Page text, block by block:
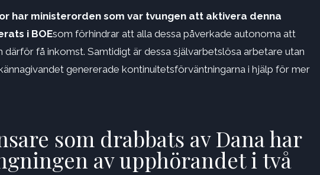
har ministerorden som var tvungen att aktivera denna
i BOEsom förhindrar att alla dessa påverkade autonoma att
få inkomst. Samtidigt är dessa självarbetslösa arbetare utan
genererade kontinuitetsförväntningarna i hjälp för mer
som drabbats av Dana har
av upphörandet i två